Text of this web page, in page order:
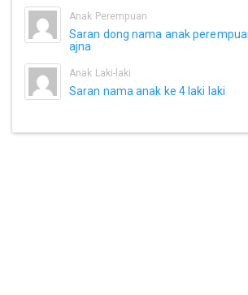
Anak Perempuan
Saran dong nama anak
ajna
Anak Laki-laki
Saran nama anak ke 4 laki laki